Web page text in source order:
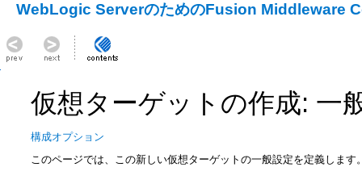
WebLogic ServerのためのFusion Middleware
仮想ターゲットの作成: 一
構成オプション
このページでは、この新しい仮想ターゲットの一般設定を定義します